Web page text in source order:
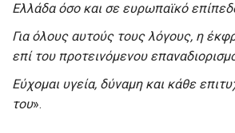
Ελλάδα όσο και σε ευρωπαϊκό
Για όλους αυτούς τους λόγους, η
επί του προτεινόμενου
Εύχομαι υγεία, δύναμη και κάθε
του».